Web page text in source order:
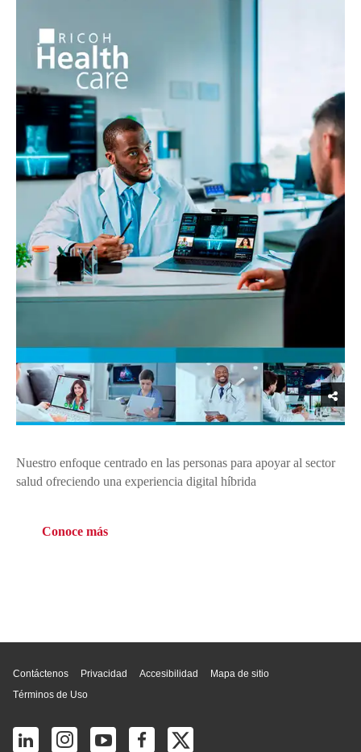
Nuestro enfoque centrado en las personas para apoyar al sector
salud ofreciendo una experiencia digital híbrida
Conoce más
Contáctenos Privacidad Accesibilidad
Mapa de sitio
Términos de Uso